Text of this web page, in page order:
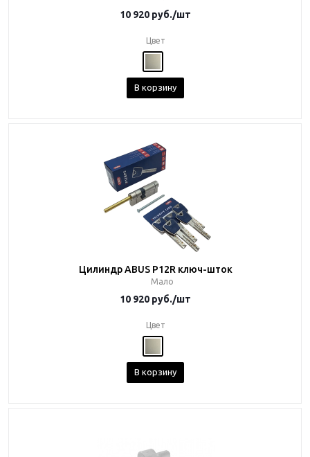
10 920 руб./шт
Цвет
В корзину
Цилиндр ABUS P12R ключ-шток
Мало
10 920 руб./шт
Цвет
В корзину